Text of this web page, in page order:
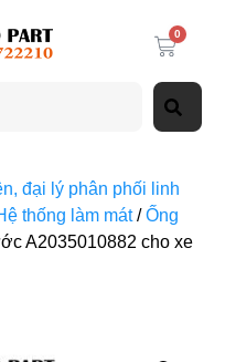
0
đại lý phân phối linh
thống làm mát/Ống
A2035010882 cho xe